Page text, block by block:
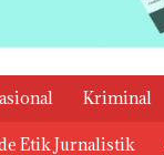
Kriminal
Etik Jurnalistik